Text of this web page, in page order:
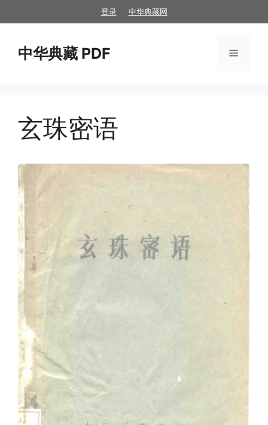
至
登录 中华典藏网
中华典藏 PDF 菜
玄珠密语